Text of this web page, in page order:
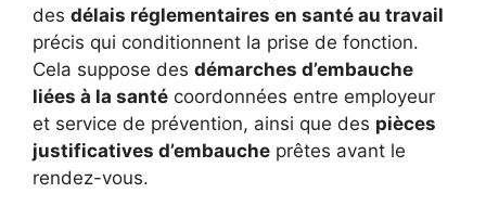
des délais réglementaires en santé au travail
précis qui conditionnent la prise de fonction.
Cela suppose des démarches d’embauche
liées à la santé coordonnées entre employeur
et service de prévention, ainsi que des pièces
justificatives d’embauche prêtes avant le
rendez-vous.